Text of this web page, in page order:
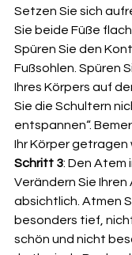
Setzen Sie sich
Sie beide Füße
Spüren Sie den
Fußsohlen. Spüren
Ihres Körpers auf
Sie die Schultern
entspannen“.
Ihr Körper getragen
Schritt 3: Den Atem
Verändern Sie
absichtlich. Atmen
besonders tief,
schön und nicht